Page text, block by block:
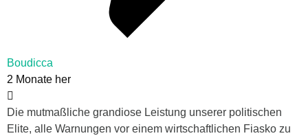
Boudicca
2 Monate her
Die mutmaßliche grandiose Leistung unserer politischen
Elite, alle Warnungen vor einem wirtschaftlichen Fiasko zu